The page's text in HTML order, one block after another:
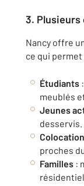
3.
Nancy offre
ce qui
Étudiants
meublés
Jeunes
desservis.
Colocation
proches
Familles :